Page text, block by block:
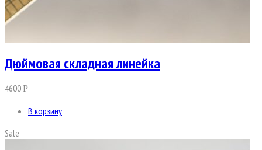
Дюймовая складная линейка
4600Р
В корзину
Sale